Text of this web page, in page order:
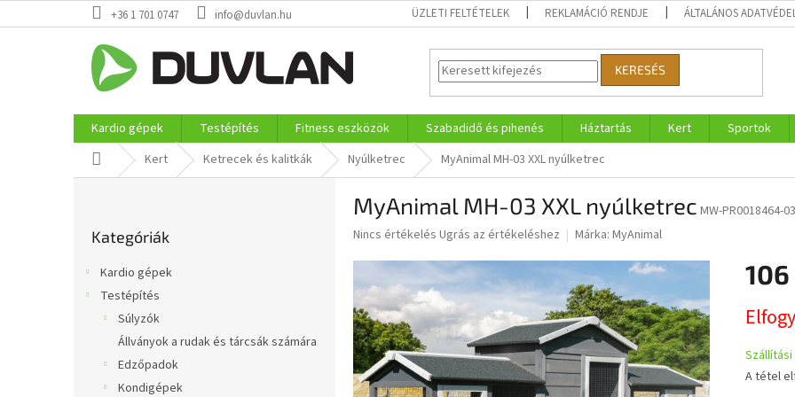
a
+36 1 701 0747 info@duvlan.hu ÜZLETI FELTÉTELEK REKLAMÁCIÓ RENDJE ÁLTALÁNOS
KERESÉS
Kardio gépek Testépítés Fitness eszközök Szabadidő és pihenés Háztartás Kert Sportok
KezdőlapKert Ketrecek és kalitkák Nyúlketrec MyAnimal MH-03 XXL nyúlketrec
átugrása
Kategóriák
Kardio gépek
Testépítés
Súlyzók
Állványok a rudak és tárcsák számára
Edzőpadok
Kondigépek
MyAnimal MH-03 XXL nyúlketrec MW-PR0018464-03
A
átlagos
értékelése
ből
0,0
csillag.
Nincs értékelés Ugrás az értékeléshez Márka: MyAnimal
A tétel